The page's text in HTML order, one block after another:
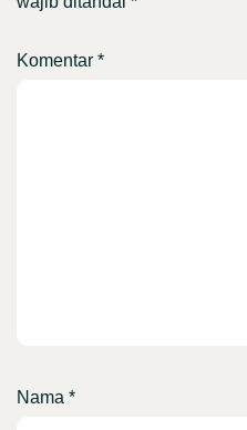
Komentar *
Nama *